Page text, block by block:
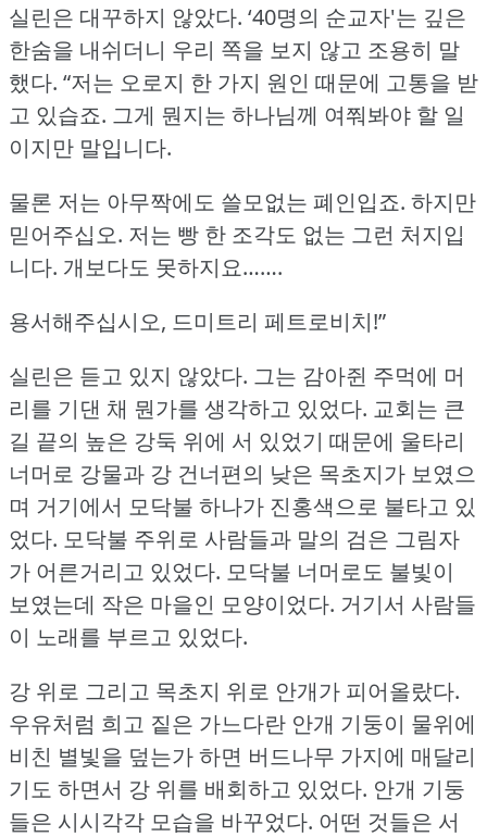
실린은 대꾸하지 않았다. ‘40명의 순교자'는 깊은
한숨을 내쉬더니 우리 쪽을 보지 않고 조용히 말
했다. “저는 오로지 한 가지 원인 때문에 고통을 받
고 있습죠. 그게 뭔지는 하나님께 여쭤봐야 할 일
이지만 말입니다.
물론 저는 아무짝에도 쓸모없는 폐인입죠. 하지만
믿어주십오. 저는 빵 한 조각도 없는 그런 처지입
니다. 개보다도 못하지요…….
용서해주십시오, 드미트리 페트로비치!”
실린은 듣고 있지 않았다. 그는 감아쥔 주먹에 머
리를 기댄 채 뭔가를 생각하고 있었다. 교회는 큰
길 끝의 높은 강둑 위에 서 있었기 때문에 울타리
너머로 강물과 강 건너편의 낮은 목초지가 보였으
며 거기에서 모닥불 하나가 진홍색으로 불타고 있
었다. 모닥불 주위로 사람들과 말의 검은 그림자
가 어른거리고 있었다. 모닥불 너머로도 불빛이
보였는데 작은 마을인 모양이었다. 거기서 사람들
이 노래를 부르고 있었다.
강 위로 그리고 목초지 위로 안개가 피어올랐다.
우유처럼 희고 짙은 가느다란 안개 기둥이 물위에
비친 별빛을 덮는가 하면 버드나무 가지에 매달리
기도 하면서 강 위를 배회하고 있었다. 안개 기둥
들은 시시각각 모습을 바꾸었다. 어떤 것들은 서